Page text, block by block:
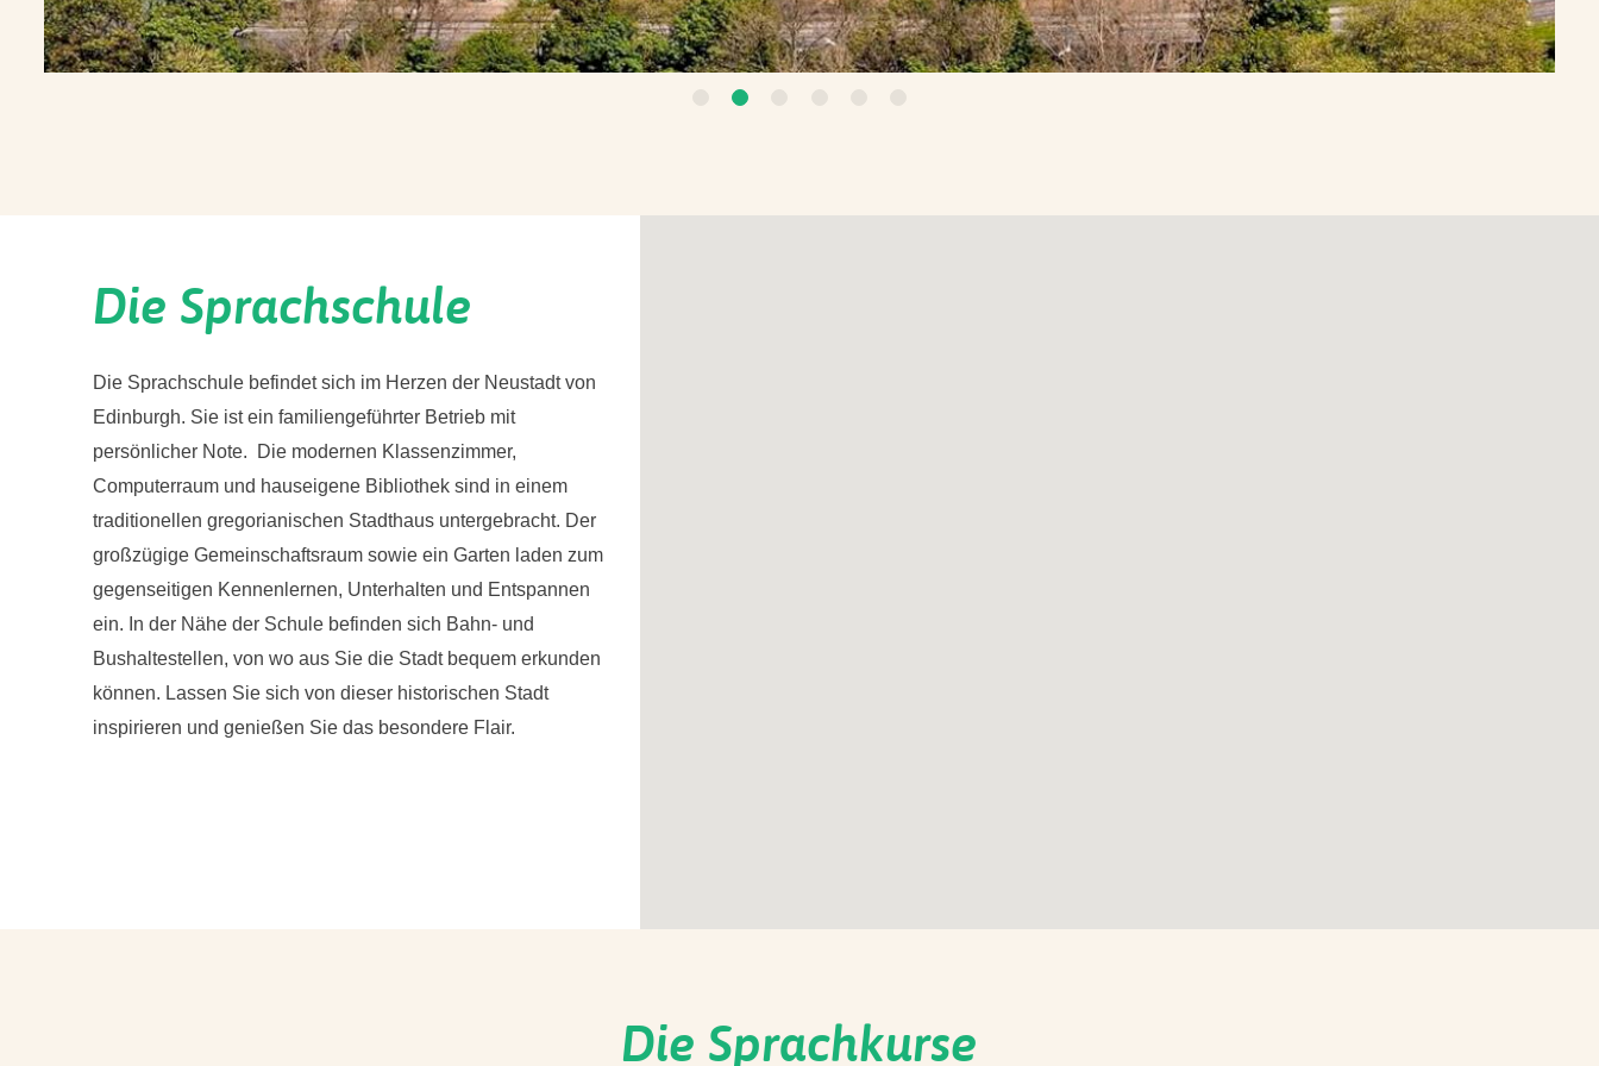
2
Die Sprachschule
Die Sprachschule befindet sich im Herzen der Neustadt von
Edinburgh. Sie ist ein familiengeführter Betrieb mit
persönlicher Note. Die modernen Klassenzimmer,
Computerraum und hauseigene Bibliothek sind in einem
traditionellen gregorianischen Stadthaus untergebracht. Der
großzügige Gemeinschaftsraum sowie ein Garten laden zum
gegenseitigen Kennenlernen, Unterhalten und Entspannen
ein. In der Nähe der Schule befinden sich Bahn- und
Bushaltestellen, von wo aus Sie die Stadt bequem erkunden
können. Lassen Sie sich von dieser historischen Stadt
inspirieren und genießen Sie das besondere Flair.
Die Sprachkurse